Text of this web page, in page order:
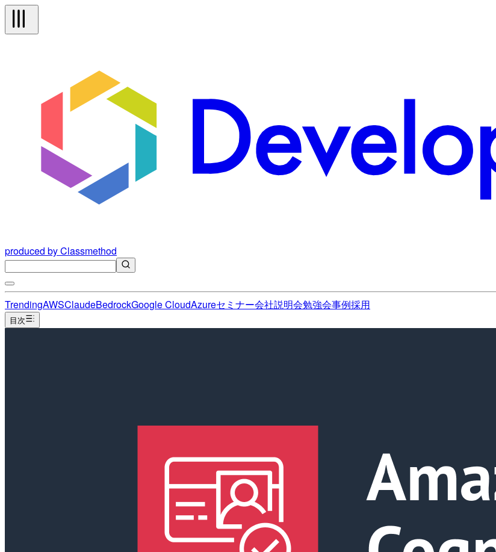
produced by Classmethod
TrendingAWSClaudeBedrockGoogle CloudAzureセミナー会社説明会勉強会事例採用
目次